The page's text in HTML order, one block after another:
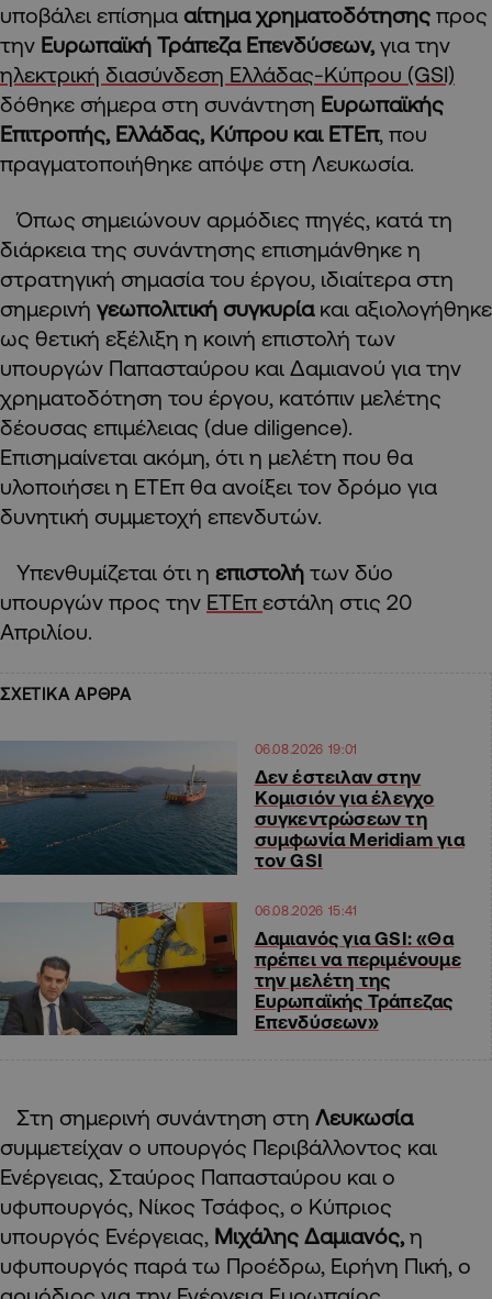
υποβάλει επίσημα αίτημα χρηματοδότησης προς
την Ευρωπαϊκή Τράπεζα Επενδύσεων, για την
ηλεκτρική διασύνδεση Ελλάδας-Κύπρου (GSI)
δόθηκε σήμερα στη συνάντηση Ευρωπαϊκής
Επιτροπής, Ελλάδας, Κύπρου και ΕΤΕπ, που
πραγματοποιήθηκε απόψε στη Λευκωσία.
Όπως σημειώνουν αρμόδιες πηγές, κατά τη
διάρκεια της συνάντησης επισημάνθηκε η
στρατηγική σημασία του έργου, ιδιαίτερα στη
σημερινή γεωπολιτική συγκυρίακαι αξιολογήθηκε
ως θετική εξέλιξη η κοινή επιστολή των
υπουργών Παπασταύρου και Δαμιανού για την
χρηματοδότηση του έργου, κατόπιν μελέτης
δέουσας επιμέλειας (due diligence).
Επισημαίνεται ακόμη, ότι η μελέτη που θα
υλοποιήσει η ΕΤΕπ θα ανοίξει τον δρόμο για
δυνητική συμμετοχή επενδυτών.
Υπενθυμίζεται ότι η επιστολή των δύο
υπουργών προς την ΕΤΕπ εστάλη στις 20
Απριλίου.
ΣΧΕΤΙΚΑ ΑΡΘΡΑ
06.08.2026 19:01
Δεν έστειλαν στην
Κομισιόν για έλεγχο
συγκεντρώσεων τη
συμφωνία Meridiam για
τον GSI
06.08.2026 15:41
Δαμιανός για GSI: «Θα
πρέπει να περιμένουμε
την μελέτη της
Ευρωπαϊκής Τράπεζας
Επενδύσεων»
Στη σημερινή συνάντηση στη Λευκωσία
συμμετείχαν ο υπουργός Περιβάλλοντος και
Ενέργειας, Σταύρος Παπασταύρου και ο
υφυπουργός, Νίκος Τσάφος, ο Κύπριος
υπουργός Ενέργειας, Μιχάλης Δαμιανός, η
υφυπουργός παρά τω Προέδρω, Ειρήνη Πική, ο